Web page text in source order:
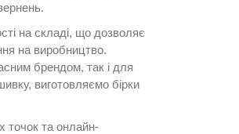
на складі, що дозволяє
на виробництво.
брендом, так і для
виготовляємо бірки
точок та онлайн-